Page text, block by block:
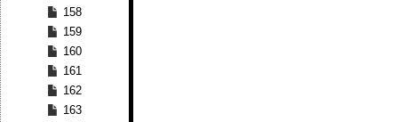
158
159
160
161
162
163